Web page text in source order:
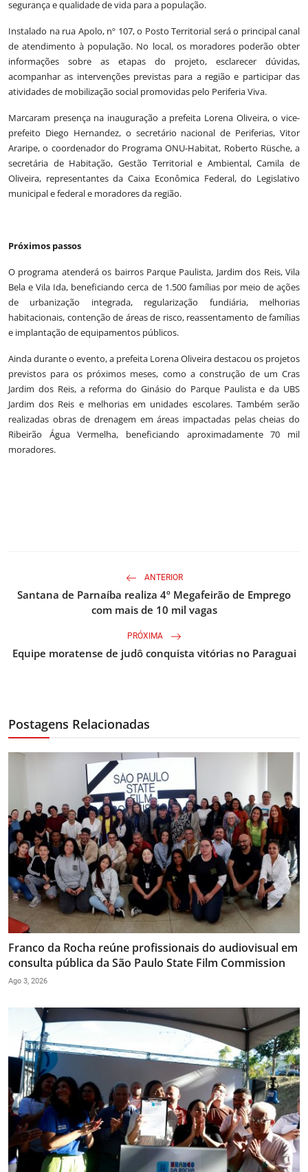
segurança e qualidade de vida para a população.
Instalado na rua Apolo, nº 107, o Posto Territorial será o principal canal
de atendimento à população. No local, os moradores poderão obter
informações sobre as etapas do projeto, esclarecer dúvidas,
acompanhar as intervenções previstas para a região e participar das
atividades de mobilização social promovidas pelo Periferia Viva.
Marcaram presença na inauguração a prefeita Lorena Oliveira, o vice-
prefeito Diego Hernandez, o secretário nacional de Periferias, Vitor
Araripe, o coordenador do Programa ONU-Habitat, Roberto Rüsche, a
secretária de Habitação, Gestão Territorial e Ambiental, Camila de
Oliveira, representantes da Caixa Econômica Federal, do Legislativo
municipal e federal e moradores da região.
Próximos passos
O programa atenderá os bairros Parque Paulista, Jardim dos Reis, Vila
Bela e Vila Ida, beneficiando cerca de 1.500 famílias por meio de ações
de urbanização integrada, regularização fundiária, melhorias
habitacionais, contenção de áreas de risco, reassentamento de famílias
e implantação de equipamentos públicos.
Ainda durante o evento, a prefeita Lorena Oliveira destacou os projetos
previstos para os próximos meses, como a construção de um Cras
Jardim dos Reis, a reforma do Ginásio do Parque Paulista e da UBS
Jardim dos Reis e melhorias em unidades escolares. Também serão
realizadas obras de drenagem em áreas impactadas pelas cheias do
Ribeirão Água Vermelha, beneficiando aproximadamente 70 mil
moradores.
ANTERIOR
Santana de Parnaíba realiza 4º Megafeirão de Emprego
com mais de 10 mil vagas
PRÓXIMA
Equipe moratense de judô conquista vitórias no Paraguai
Postagens Relacionadas
Franco da Rocha reúne profissionais do audiovisual em
consulta pública da São Paulo State Film Commission
Ago 3, 2026